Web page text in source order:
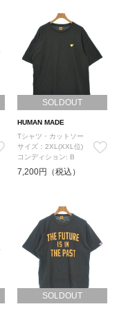
SOLDOUT
HUMAN MADE
Tシャツ・カットソー
サイズ：2XL(XXL位)
コンディション: B
7,200円（税込）
SOLDOUT